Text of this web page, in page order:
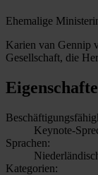
Ehemalige
Karien van Gennip
Gesellschaft, die
Keynote-
Sprachen:
Kategorien: